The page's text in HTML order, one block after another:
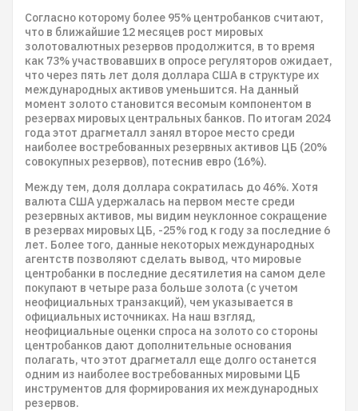
Согласно которому более 95% центробанков считают,
что в ближайшие 12 месяцев рост мировых
золотовалютных резервов продолжится, в то время
как 73% участвовавших в опросе регуляторов ожидает,
что через пять лет доля доллара США в структуре их
международных активов уменьшится. На данный
момент золото становится весомым компонентом в
резервах мировых центральных банков. По итогам 2024
года этот драгметалл занял второе место среди
наиболее востребованных резервных активов ЦБ (20%
совокупных резервов), потеснив евро (16%).
Между тем, доля доллара сократилась до 46%. Хотя
валюта США удержалась на первом месте среди
резервных активов, мы видим неуклонное сокращение
в резервах мировых ЦБ, -25% год к году за последние 6
лет. Более того, данные некоторых международных
агентств позволяют сделать вывод, что мировые
центробанки в последние десятилетия на самом деле
покупают в четыре раза больше золота (с учетом
неофициальных транзакций), чем указывается в
официальных источниках. На наш взгляд,
неофициальные оценки спроса на золото со стороны
центробанков дают дополнительные основания
полагать, что этот драгметалл еще долго останется
одним из наиболее востребованных мировыми ЦБ
инструментов для формирования их международных
резервов.